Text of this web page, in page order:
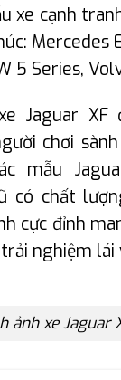
xe cạnh
Mercedes
5 Series,
Jaguar XF
chơi
mẫu
có chất
cực đỉnh
nghiệm lái
ảnh xe Jaguar